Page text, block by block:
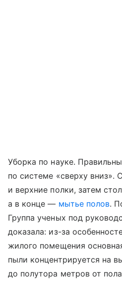
Уборка по науке.
по системе «сверху вниз».
и верхние полки, затем
а в конце — мытье полов.
Группа ученых под
доказала: из-за
жилого помещения
пыли концентрируется на
до полутора метров от